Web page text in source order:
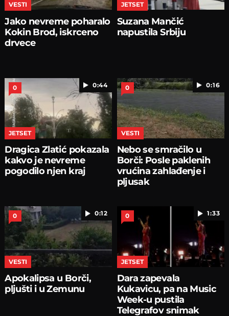
VESTI
Jako nevreme poharalo
Kokin Brod, iskrceno
drvece
JETSET
Suzana Mančić
napustila Srbiju
0:44
0
JETSET
Dragica Zlatić pokazala
kakvo je nevreme
pogodilo njen kraj
0:16
0
VESTI
Nebo se smračilo u
Borči: Posle paklenih
vrućina zahlađenje i
pljusak
0:12
0
VESTI
Apokalipsa u Borči,
pljušti i u Zemunu
1:33
0
JETSET
Dara zapevala
Kukavicu, pa na Music
Week-u pustila
Telegrafov snimak